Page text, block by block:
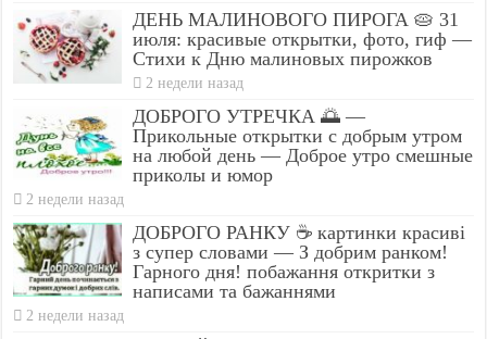
ДЕНЬ МАЛИНОВОГО ПИРОГА 🥧 31
июля: красивые открытки, фото, гиф —
Стихи к Дню малиновых пирожков
2 недели назад
ДОБРОГО УТРЕЧКА 🌅 —
Прикольные открытки с добрым утром
на любой день — Доброе утро смешные
приколы и юмор
2 недели назад
ДОБРОГО РАНКУ ☕ картинки красиві
з супер словами — З добрим ранком!
Гарного дня! побажання откритки з
написами та бажаннями
2 недели назад